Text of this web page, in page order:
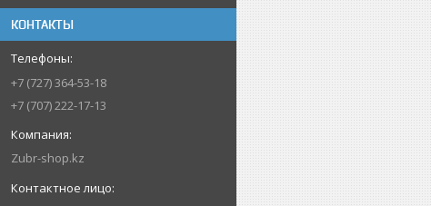
КОНТАКТЫ
+7 (727) 364-53-18
+7 (707) 222-17-13
Zubr-shop.kz